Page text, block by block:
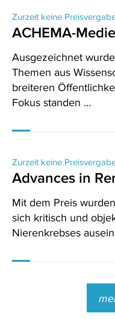
Zurzeit keine
ACHEMA-
Ausgezeichnet
Themen aus
breiteren
Fokus standen …
Zurzeit keine
Advances in
Mit dem Preis
sich kritisch und
Nierenkrebses